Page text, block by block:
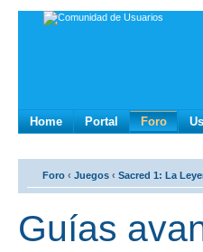
Home Portal Foro
Foro ‹ Juegos ‹ Sacred 1: La
Guí­as